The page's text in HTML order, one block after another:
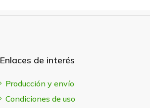
Enlaces de interés
Producción y envío
Condiciones de uso